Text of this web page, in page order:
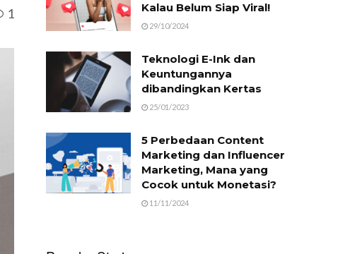
1
Kalau Belum Siap Viral!
29/10/2024
Teknologi E-Ink dan
Keuntungannya
dibandingkan Kertas
25/01/2023
5 Perbedaan Content
Marketing dan Influencer
Marketing, Mana yang
Cocok untuk Monetasi?
11/11/2024